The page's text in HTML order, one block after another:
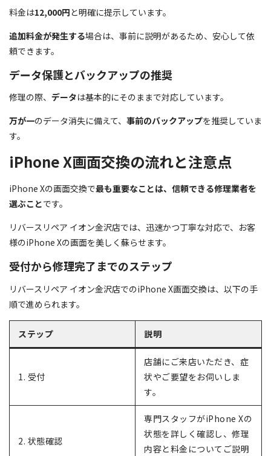
料金は12,000円と明確に提示しています。
追加料金が発生する場合は、事前に説明があるため、安心して依
頼できます。
データ保護とバックアップの推奨
修理の際、 データは基本的にそのままで対応しています。
万が一のデータ消失に備えて、 事前のバックアップを推奨していま
す。
iPhone X画面交換の流れと注意点
iPhone Xの画面交換で最も重要なことは、信頼できる修理業者を
選ぶことです。
リバースリペア イオン金沢店では、迅速かつ丁寧な対応で、お客
様のiPhone Xの画面を美しく蘇らせます。
受付から修理完了までのステップ
リバースリペア イオン金沢店でのiPhone X画面交換は、以下の手
順で進められます。
ステップ 説明
1. 受付
店舗にご来店いただき、症
状やご要望をお伺いしま
す。
2. 状態確認
専門スタッフがiPhone Xの
状態を詳しく確認し、修理
内容と料金についてご説明